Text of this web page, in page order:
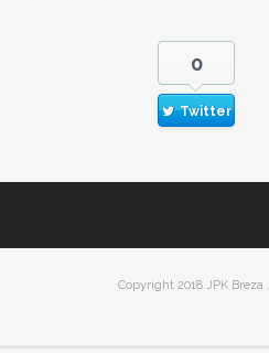
0
Twitter
Copyright 2018 JPK Breza